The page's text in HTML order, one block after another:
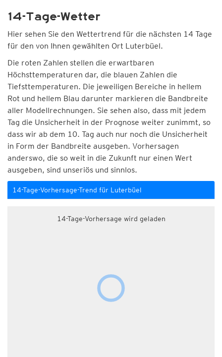
14-Tage-Wetter
Hier sehen Sie den Wettertrend für die nächsten 14 Tage
für den von Ihnen gewählten Ort Luterbüel.
Die roten Zahlen stellen die erwartbaren
Höchsttemperaturen dar, die blauen Zahlen die
Tiefsttemperaturen. Die jeweiligen Bereiche in hellem
Rot und hellem Blau darunter markieren die Bandbreite
aller Modellrechnungen. Sie sehen also, dass mit jedem
Tag die Unsicherheit in der Prognose weiter zunimmt, so
dass wir ab dem 10. Tag auch nur noch die Unsicherheit
in Form der Bandbreite ausgeben. Vorhersagen
anderswo, die so weit in die Zukunft nur einen Wert
ausgeben, sind unseriös und sinnlos.
14-Tage-Vorhersage-Trend für Luterbüel
14-Tage-Vorhersage wird geladen